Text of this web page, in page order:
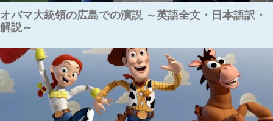
オバマ大統領の広島での演説 ～英語全文・日本語訳・
解説～